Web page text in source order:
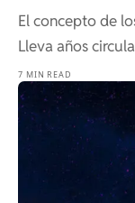
El concepto de
Lleva años
7 MIN READ